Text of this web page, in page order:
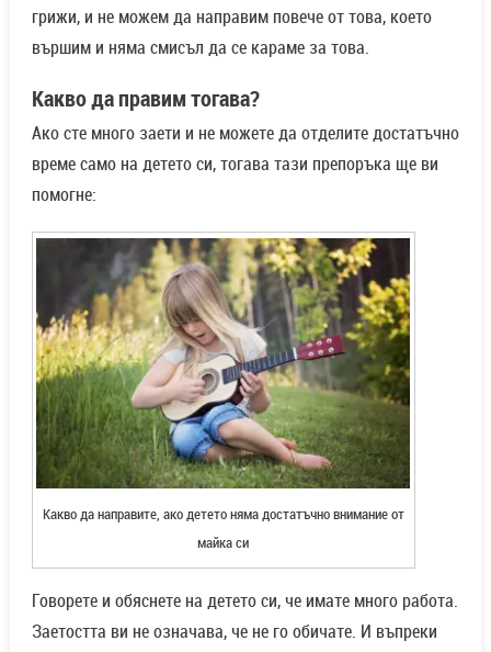
грижи, и не можем да направим повече от това, което
вършим и няма смисъл да се караме за това.
Какво да правим тогава?
Ако сте много заети и не можете да отделите достатъчно
време само на детето си, тогава тази препоръка ще ви
помогне:
Какво да направите, ако детето няма достатъчно внимание от
майка си
Говорете и обяснете на детето си, че имате много работа.
Заетостта ви не означава, че не го обичате. И въпреки